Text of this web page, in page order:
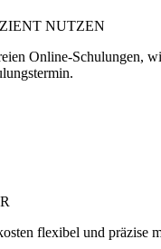
NUTZEN
Online-Schulungen,
flexibel und präzise